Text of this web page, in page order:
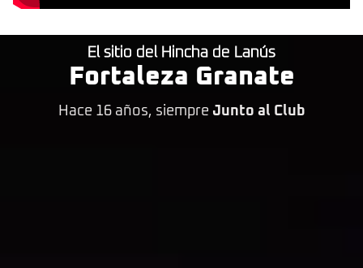
El sitio del Hincha de Lanús
Fortaleza Granate
Hace 16 años, siempre Junto al Club